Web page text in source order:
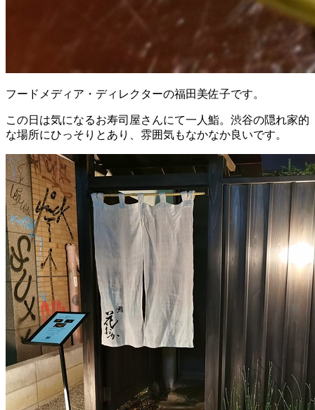
フードメディア・ディレクターの福田美佐子です。
この日は気になるお寿司屋さんにて一人鮨。渋谷の隠れ家的
な場所にひっそりとあり、雰囲気もなかなか良いです。